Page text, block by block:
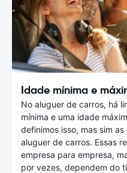
Idade mínima e
No aluguer de carros, há
mínima e uma idade
definimos isso, mas sim
aluguer de carros. Essas
empresa para empresa,
por vezes, dependem do